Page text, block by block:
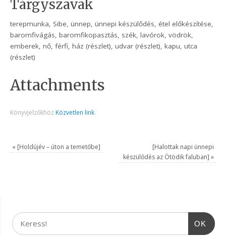
Tárgyszavak
terepmunka, Sibe, ünnep, ünnepi készülődés, étel előkészítése,
baromfivágás, baromfikopasztás, szék, lavórok, vödrök,
emberek, nő, férfi, ház (részlet), udvar (részlet), kapu, utca
(részlet)
Attachments
Könyvjelzőkhöz Közvetlen link.
« [Holdújév – úton a temetőbe]
[Halottak napi ünnepi
készülődés az Ötödik faluban] »
OK